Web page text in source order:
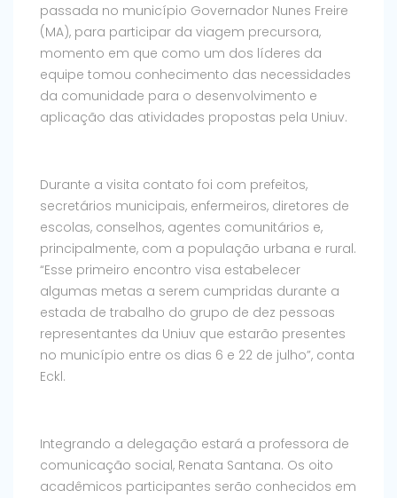
passada no município Governador Nunes Freire
(MA), para participar da viagem precursora,
momento em que como um dos líderes da
equipe tomou conhecimento das necessidades
da comunidade para o desenvolvimento e
aplicação das atividades propostas pela Uniuv.
Durante a visita contato foi com prefeitos,
secretários municipais, enfermeiros, diretores de
escolas, conselhos, agentes comunitários e,
principalmente, com a população urbana e rural.
“Esse primeiro encontro visa estabelecer
algumas metas a serem cumpridas durante a
estada de trabalho do grupo de dez pessoas
representantes da Uniuv que estarão presentes
no município entre os dias 6 e 22 de julho”, conta
Eckl.
Integrando a delegação estará a professora de
comunicação social, Renata Santana. Os oito
acadêmicos participantes serão conhecidos em